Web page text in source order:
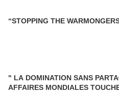
“STOPPING THE
" LA DOMINATION SANS
AFFAIRES MONDIALES